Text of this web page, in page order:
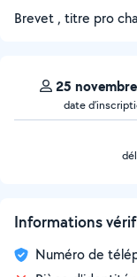
Brevet , titre pro
25
date
Informations
Numéro de